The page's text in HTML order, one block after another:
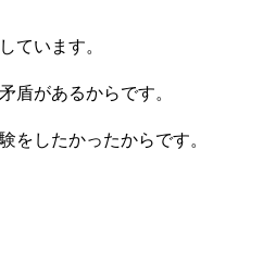
ています。
盾があるからです。
をしたかったからです。